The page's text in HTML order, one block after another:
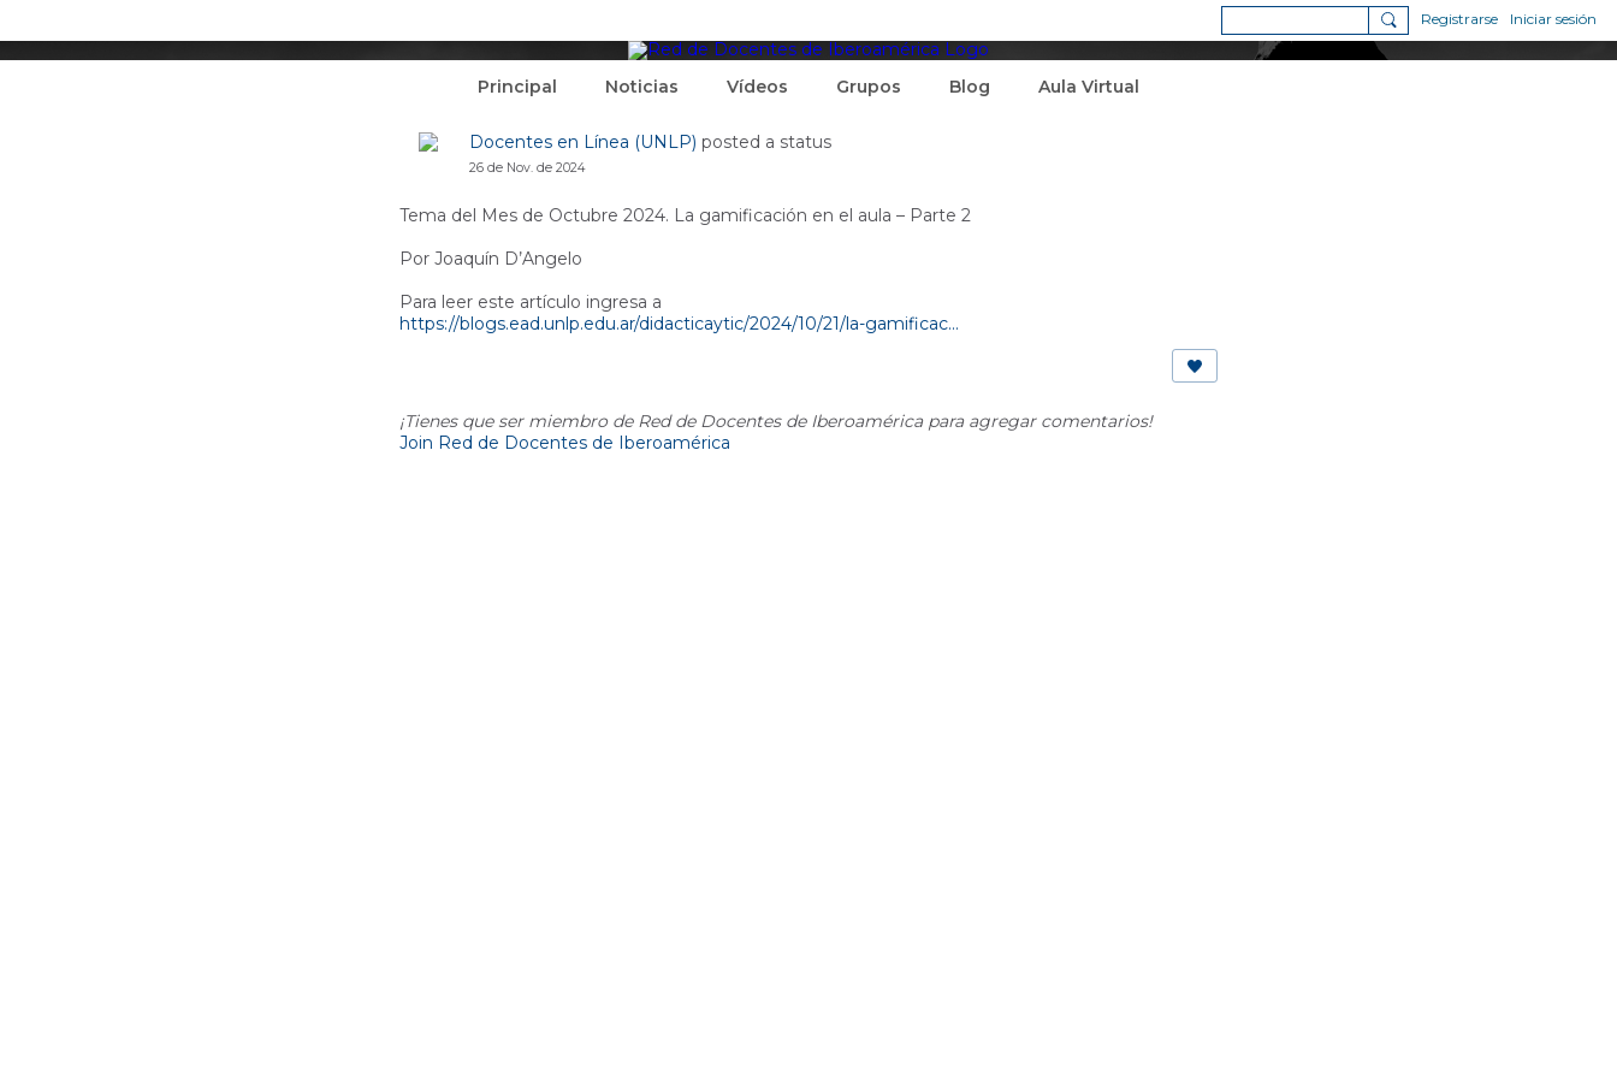
Registrarse Iniciar sesión
Principal Noticias Vídeos Grupos Blog Aula Virtual
Docentes en Línea (UNLP) posted a status
26 de Nov. de 2024
Tema del Mes de Octubre 2024. La gamificación en el aula – Parte 2
Por Joaquín D’Angelo
Para leer este artículo ingresa a
https://blogs.ead.unlp.edu.ar/didacticaytic/2024/10/21/la-gamificac...
¡Tienes que ser miembro de Red de Docentes de Iberoamérica para agregar comentarios!
Join Red de Docentes de Iberoamérica